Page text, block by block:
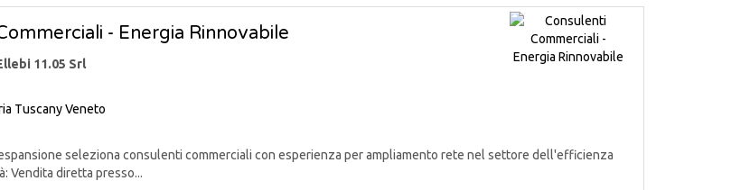
- Energia Rinnovabile
11.05 Srl
TuscanyVeneto
seleziona consulenti commerciali con esperienza per ampliamento rete nel settore dell'efficienza
Vendita diretta presso...